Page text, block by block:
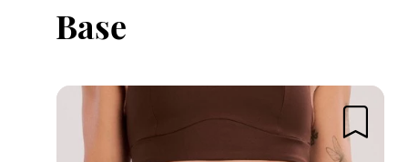
Base